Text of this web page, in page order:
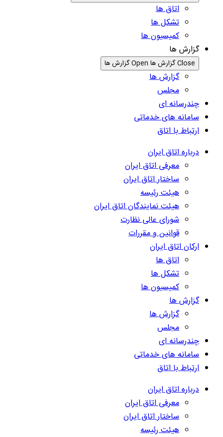
اتاق ها
تشکل ها
کمیسیون ها
گزارش ها
Close گزارش ها Open گزارش ها
گزارش ها
مجلس
چندرسانه ای
سامانه های خدماتی
ارتباط با اتاق
درباره اتاق ایران
معرفی اتاق ایران
ساختار اتاق ایران
هیئت رئیسه
هیئت نمایندگان اتاق ایران
شورای عالی نظارت
قوانین و مقررات
ارکان اتاق ایران
اتاق ها
تشکل ها
کمیسیون ها
گزارش ها
گزارش ها
مجلس
چندرسانه ای
سامانه های خدماتی
ارتباط با اتاق
درباره اتاق ایران
معرفی اتاق ایران
ساختار اتاق ایران
هیئت رئیسه